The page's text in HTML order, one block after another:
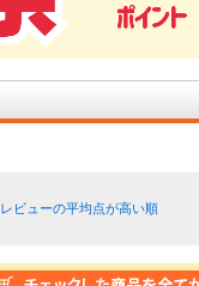
レビューの平均点が高い順